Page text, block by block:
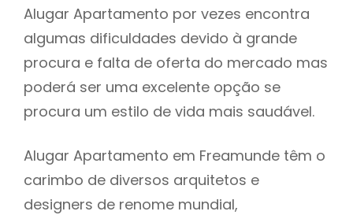
Alugar Apartamento por vezes encontra
algumas dificuldades devido à grande
procura e falta de oferta do mercado mas
poderá ser uma excelente opção se
procura um estilo de vida mais saudável.
Alugar Apartamento em Freamunde têm o
carimbo de diversos arquitetos e
designers de renome mundial,